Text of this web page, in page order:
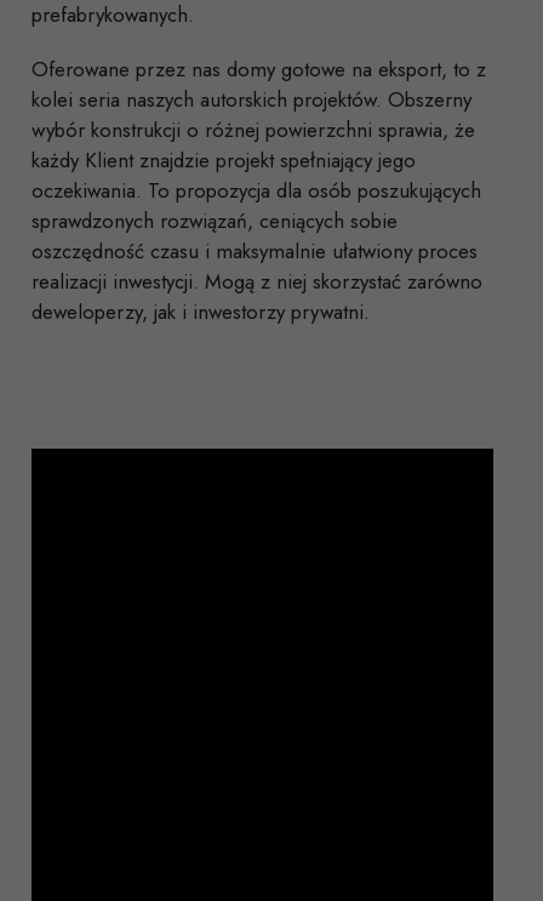
prefabrykowanych.
Oferowane przez nas domy gotowe na eksport, to z
kolei seria naszych autorskich projektów. Obszerny
wybór konstrukcji o różnej powierzchni sprawia, że
każdy Klient znajdzie projekt spełniający jego
oczekiwania. To propozycja dla osób poszukujących
sprawdzonych rozwiązań, ceniących sobie
oszczędność czasu i maksymalnie ułatwiony proces
realizacji inwestycji. Mogą z niej skorzystać zarówno
deweloperzy, jak i inwestorzy prywatni.